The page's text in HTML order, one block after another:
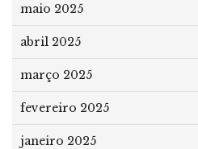
maio 2025
abril 2025
março 2025
fevereiro 2025
janeiro 2025